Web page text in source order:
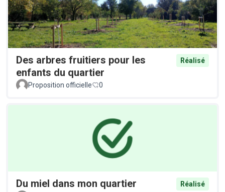
Des arbres fruitiers pour les
enfants du quartier
Réalisé
Proposition officielle 0
Du miel dans mon quartier
Réalisé